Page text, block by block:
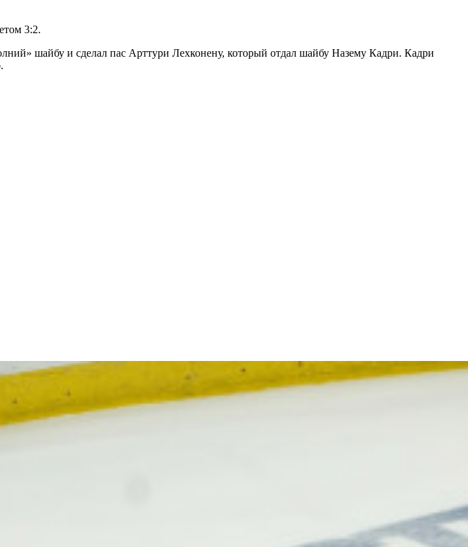
3:2.
шайбу и сделал пас Арттури Лехконену, который отдал шайбу Назему Кадри. Кадри